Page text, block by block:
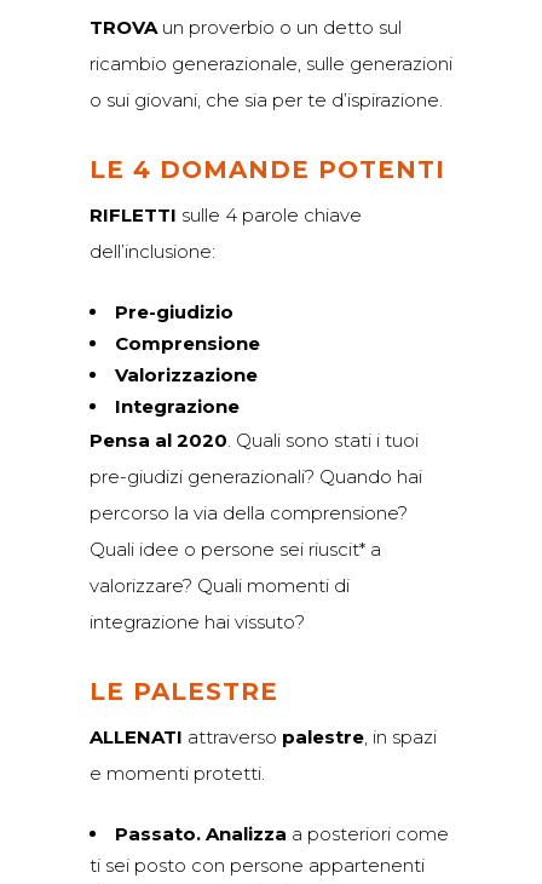
TROVAun proverbio o un detto sul
ricambio generazionale, sulle generazioni
o sui giovani, che sia per te d’ispirazione.
LE 4 DOMANDE POTENTI
RIFLETTI sulle 4 parole chiave
dell’inclusione:
Pre-giudizio
Comprensione
Valorizzazione
Integrazione
Pensa al 2020. Quali sono stati i tuoi
pre-giudizi generazionali? Quando hai
percorso la via della comprensione?
Quali idee o persone sei riuscit* a
valorizzare? Quali momenti di
integrazione hai vissuto?
LE PALESTRE
ALLENATI attraverso palestre, in spazi
e momenti protetti.
Passato. Analizza a posteriori come
ti sei posto con persone appartenenti